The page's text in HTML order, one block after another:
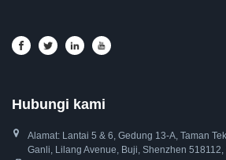
Hubungi kami
Alamat: Lantai 5 & 6, Gedung 13-A, Taman
Ganli, Lilang Avenue, Buji, Shenzhen 518112,